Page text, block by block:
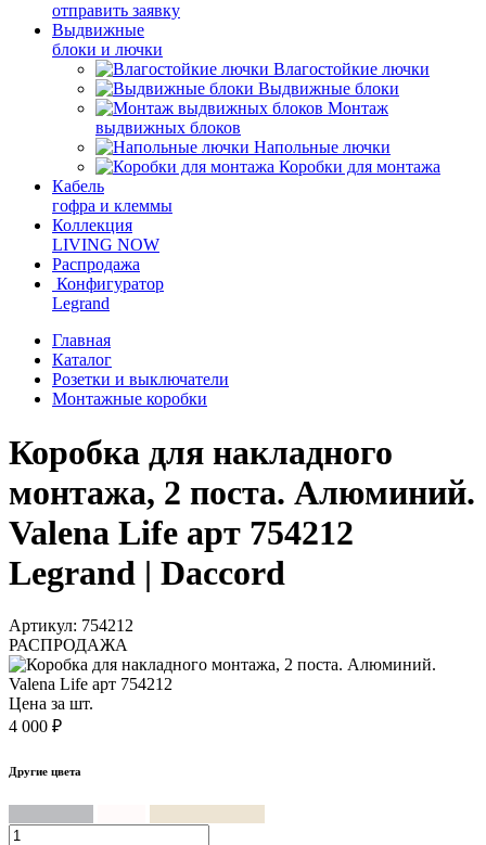
отправить заявку
Выдвижные
блоки и лючки
Влагостойкие лючки
Выдвижные блоки
Монтаж
выдвижных блоков
Напольные лючки
Коробки для монтажа
Кабель
гофра и клеммы
Коллекция
LIVING NOW
Распродажа
Конфигуратор
Legrand
Главная
Каталог
Розетки и выключатели
Монтажные коробки
Коробка для накладного
монтажа, 2 поста. Алюминий.
Valena Life арт 754212
Legrand | Daccord
Артикул: 754212
РАСПРОДАЖА
Цена за шт.
4 000 ₽
Другие цвета